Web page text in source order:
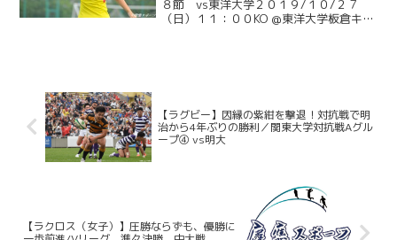
８節 vs東洋大学２０１９/１０/２７
（日）１１：００KO @東洋大学板倉キャ
【ラグビー】因縁の紫紺を撃退！対抗戦で明
治から4年ぶりの勝利／関東大学対抗戦Aグル
ープ④ vs明大
【ラクロス（女子）】圧勝ならずも、優勝に